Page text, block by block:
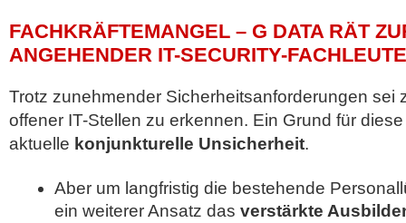
FACHKRÄFTEMANGEL – G DATA RÄT
ANGEHENDER IT-SECURITY-FACHLEUTE
Trotz zunehmender Sicherheitsanforderungen sei
offener IT-Stellen zu erkennen. Ein Grund für
aktuelle konjunkturelle Unsicherheit.
Aber um langfristig die bestehende
ein weiterer Ansatz das verstärkte